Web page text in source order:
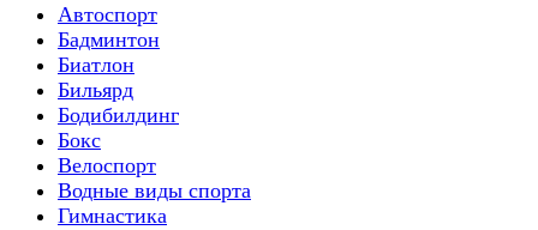
Автоспорт
Бадминтон
Биатлон
Бильярд
Бодибилдинг
Бокс
Велоспорт
Водные виды спорта
Гимнастика